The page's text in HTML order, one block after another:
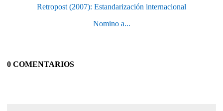
Retropost (2007): Estandarización internacional
Nomino a...
0 COMENTARIOS